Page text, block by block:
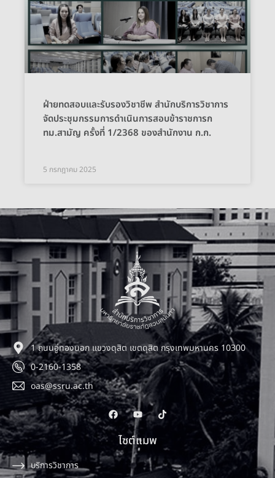
ฝ่ายทดสอบและรับรองวิชาชีพ สำนักบริการวิชาการ
จัดประชุมกรรมการดำเนินการสอบข้าราชการก
ทม.สามัญ ครั้งที่ 1/2368 ของสำนักงาน ก.ก.
5 กรกฎาคม 2025
1 ถนนอู่ทองนอก แขวงดุสิต เขตดุสิต กรุงเทพมหานคร 10300
0-2160-1358
oas@ssru.ac.th
ไซต์แมพ
บริการวิชาการ